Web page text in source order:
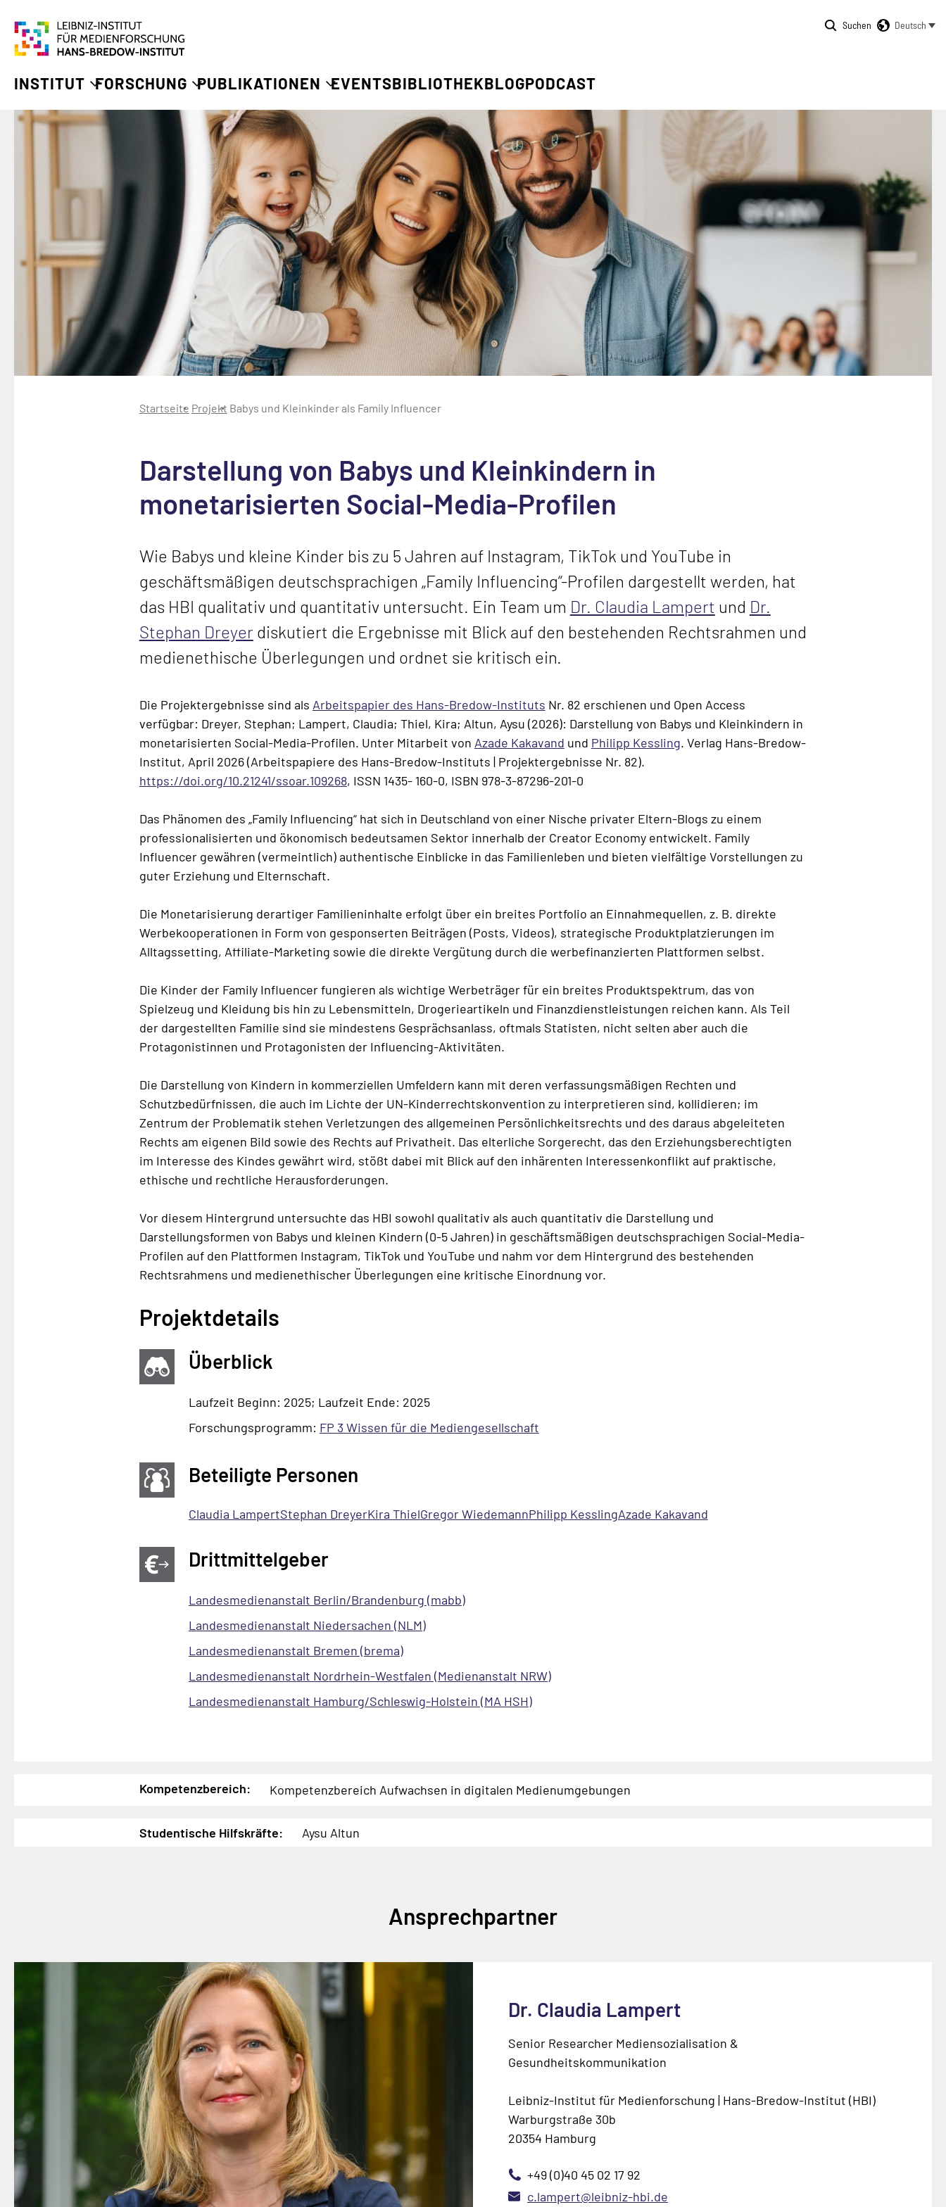
Suchen Deutsch
INSTITUT FORSCHUNG PUBLIKATIONEN EVENTSBIBLIOTHEKBLOGPODCAST
Startseite Projekt Babys und Kleinkinder als Family Influencer
Darstellung von Babys und Kleinkindern in
monetarisierten Social-Media-Profilen
Wie Babys und kleine Kinder bis zu 5 Jahren auf Instagram, TikTok und YouTube in
geschäftsmäßigen deutschsprachigen „Family Influencing“-Profilen dargestellt werden, hat
das HBI qualitativ und quantitativ untersucht. Ein Team um Dr. Claudia Lampert und Dr.
Stephan Dreyer diskutiert die Ergebnisse mit Blick auf den bestehenden Rechtsrahmen und
medienethische Überlegungen und ordnet sie kritisch ein.
Die Projektergebnisse sind als Arbeitspapier des Hans-Bredow-Instituts Nr. 82 erschienen und Open Access
verfügbar: Dreyer, Stephan; Lampert, Claudia; Thiel, Kira; Altun, Aysu (2026): Darstellung von Babys und Kleinkindern in
monetarisierten Social-Media-Profilen. Unter Mitarbeit von Azade Kakavand und Philipp Kessling. Verlag Hans-Bredow-
Institut, April 2026 (Arbeitspapiere des Hans-Bredow-Instituts | Projektergebnisse Nr. 82).
https://doi.org/10.21241/ssoar.109268, ISSN 1435- 160-0, ISBN 978-3-87296-201-0
Das Phänomen des „Family Influencing“ hat sich in Deutschland von einer Nische privater Eltern-Blogs zu einem
professionalisierten und ökonomisch bedeutsamen Sektor innerhalb der Creator Economy entwickelt. Family
Influencer gewähren (vermeintlich) authentische Einblicke in das Familienleben und bieten vielfältige Vorstellungen zu
guter Erziehung und Elternschaft.
Die Monetarisierung derartiger Familieninhalte erfolgt über ein breites Portfolio an Einnahmequellen, z. B. direkte
Werbekooperationen in Form von gesponserten Beiträgen (Posts, Videos), strategische Produktplatzierungen im
Alltagssetting, Affiliate-Marketing sowie die direkte Vergütung durch die werbefinanzierten Plattformen selbst.
Die Kinder der Family Influencer fungieren als wichtige Werbeträger für ein breites Produktspektrum, das von
Spielzeug und Kleidung bis hin zu Lebensmitteln, Drogerieartikeln und Finanzdienstleistungen reichen kann. Als Teil
der dargestellten Familie sind sie mindestens Gesprächsanlass, oftmals Statisten, nicht selten aber auch die
Protagonistinnen und Protagonisten der Influencing-Aktivitäten.
Die Darstellung von Kindern in kommerziellen Umfeldern kann mit deren verfassungsmäßigen Rechten und
Schutzbedürfnissen, die auch im Lichte der UN-Kinderrechtskonvention zu interpretieren sind, kollidieren; im
Zentrum der Problematik stehen Verletzungen des allgemeinen Persönlichkeitsrechts und des daraus abgeleiteten
Rechts am eigenen Bild sowie des Rechts auf Privatheit. Das elterliche Sorgerecht, das den Erziehungsberechtigten
im Interesse des Kindes gewährt wird, stößt dabei mit Blick auf den inhärenten Interessenkonflikt auf praktische,
ethische und rechtliche Herausforderungen.
Vor diesem Hintergrund untersuchte das HBI sowohl qualitativ als auch quantitativ die Darstellung und
Darstellungsformen von Babys und kleinen Kindern (0-5 Jahren) in geschäftsmäßigen deutschsprachigen Social-Media-
Profilen auf den Plattformen Instagram, TikTok und YouTube und nahm vor dem Hintergrund des bestehenden
Rechtsrahmens und medienethischer Überlegungen eine kritische Einordnung vor.
Projektdetails
Überblick
Laufzeit Beginn: 2025; Laufzeit Ende: 2025
Forschungsprogramm: FP 3 Wissen für die Mediengesellschaft
Beteiligte Personen
Claudia LampertStephan DreyerKira ThielGregor WiedemannPhilipp KesslingAzade Kakavand
Drittmittelgeber
Landesmedienanstalt Berlin/Brandenburg (mabb)
Landesmedienanstalt Niedersachen (NLM)
Landesmedienanstalt Bremen (brema)
Landesmedienanstalt Nordrhein-Westfalen (Medienanstalt NRW)
Landesmedienanstalt Hamburg/Schleswig-Holstein (MA HSH)
Kompetenzbereich: Kompetenzbereich Aufwachsen in digitalen Medienumgebungen
Studentische Hilfskräfte: Aysu Altun
Ansprechpartner
Dr. Claudia Lampert
Senior Researcher Mediensozialisation &
Gesundheitskommunikation
Leibniz-Institut für Medienforschung | Hans-Bredow-Institut (HBI)
Warburgstraße 30b
20354 Hamburg
+49 (0)40 45 02 17 92
c.lampert@leibniz-hbi.de